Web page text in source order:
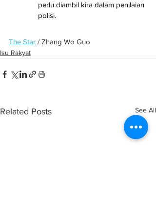
perlu diambil kira dalam penilaian
polisi.
The Star / Zhang Wo Guo
Isu Rakyat
Related Posts See All